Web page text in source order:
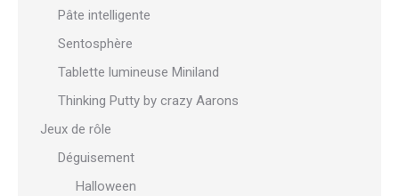
Pâte intelligente
Sentosphère
Tablette lumineuse Miniland
Thinking Putty by crazy Aarons
Jeux de rôle
Déguisement
Halloween